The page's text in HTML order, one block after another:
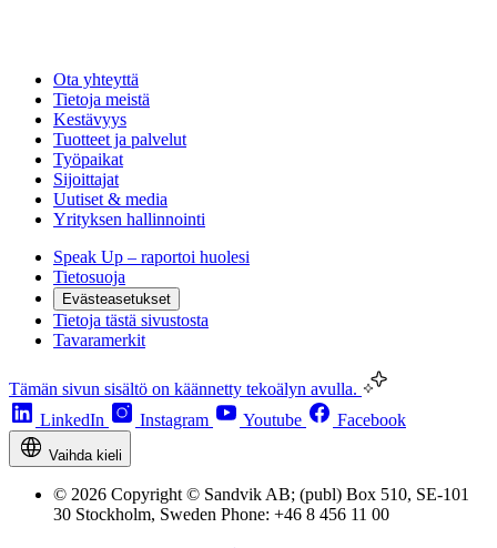
Ota yhteyttä
Tietoja meistä
Kestävyys
Tuotteet ja palvelut
Työpaikat
Sijoittajat
Uutiset & media
Yrityksen hallinnointi
Speak Up – raportoi huolesi
Tietosuoja
Evästeasetukset
Tietoja tästä sivustosta
Tavaramerkit
Tämän sivun sisältö on käännetty tekoälyn avulla.
LinkedIn
Instagram Youtube Facebook
Vaihda kieli
© 2026 Copyright © Sandvik AB; (publ) Box 510, SE-101
30 Stockholm, Sweden Phone: +46 8 456 11 00